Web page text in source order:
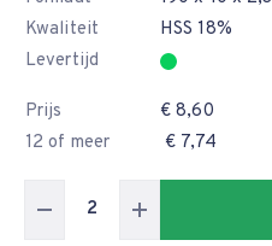
Kwaliteit
HSS 18%
Levertijd
Prijs
€ 8,60
12 of meer
€ 7,74